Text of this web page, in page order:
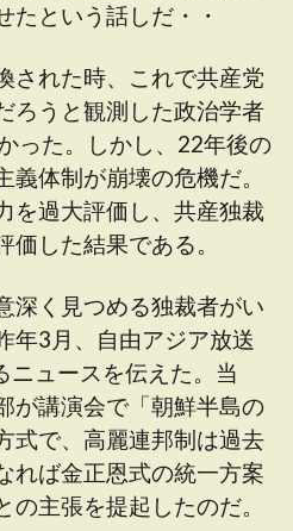
たという話しだ・・
された時、これで共産党
ろうと観測した政治学者
った。しかし、22年後の
体制が崩壊の危機だ。
を過大評価し、共産独裁
した結果である。
深く見つめる独裁者がい
年3月、自由アジア放送
ニュースを伝えた。当
が講演会で「朝鮮半島の
式で、高麗連邦制は過去
れば金正恩式の統一方案
主張を提起したのだ。